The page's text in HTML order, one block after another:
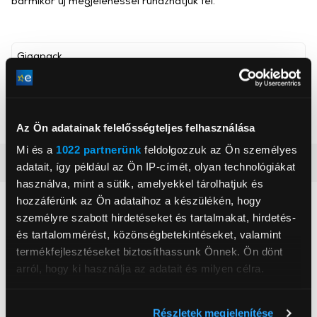
Az Ön adatainak felelősségteljes felhasználása
Mi és a 1022 partnerünk feldolgozzuk az Ön személyes
adatait, így például az Ön IP-címét, olyan technológiákat
használva, mint a sütik, amelyekkel tárolhatjuk és
hozzáférünk az Ön adataihoz a készülékén, hogy
személyre szabott hirdetéseket és tartalmakat, hirdetés-
és tartalommérést, közönségbetekintéseket, valamint
termékfejlesztéseket biztosíthassunk Önnek. Ön dönt
arról, hogy ki használja az adatait és milyen célra.
Részletek megjelenítése
Gigapack
, ,
Részletes ismertető
Neked ajánljuk